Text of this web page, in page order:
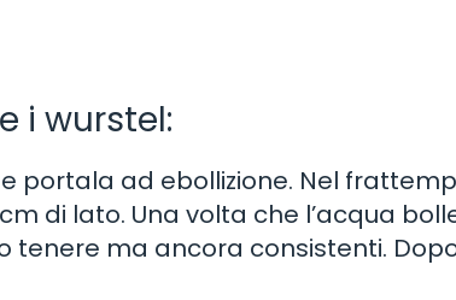
i wurstel:
portala ad ebollizione. Nel
di lato. Una volta che l’acqua
tenere ma ancora consistenti.